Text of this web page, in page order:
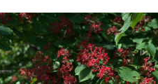
o Hortensje i kalina zdobią